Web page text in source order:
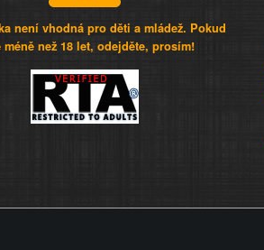
není vhodná pro děti a mládež. Pokud
méně než 18 let, odejděte, prosím!